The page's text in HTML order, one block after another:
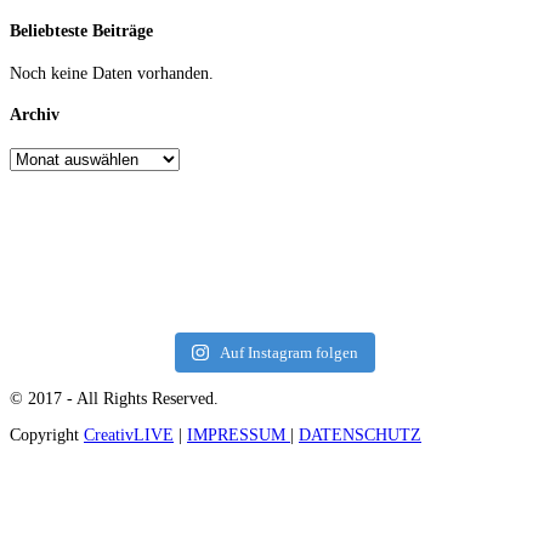
Beliebteste Beiträge
Noch keine Daten vorhanden.
Archiv
Auf Instagram folgen
© 2017 - All Rights Reserved.
Copyright CreativLIVE IMPRESSUM DATENSCHUTZ